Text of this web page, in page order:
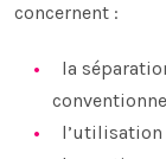
concernent :
la
l’utilisation